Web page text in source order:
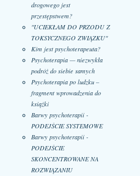
drogowego jest
przestępstwem?
"UCIEKŁAM DO PRZODU Z
TOKSYCZNEGO ZWIĄZKU"
Kim jest psychoterapeuta?
Psychoterapia — niezwykła
podróż do siebie samych
Psychoterapia po ludzku –
fragment wprowadzenia do
książki
Barwy psychoterapii -
PODEJŚCIE SYSTEMOWE
Barwy psychoterapii -
PODEJŚCIE
SKONCENTROWANE NA
ROZWIĄZANIU